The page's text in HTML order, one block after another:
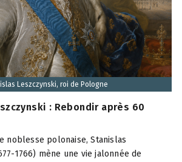
Leszczynski, roi de Pologne
: Rebondir après 60
noblesse polonaise, Stanislas
1766) mène une vie jalonnée de